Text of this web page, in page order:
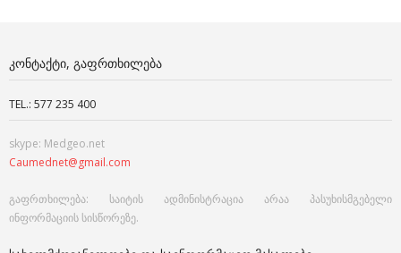
ᲙᲝᲜᲢᲐᲥᲢᲘ, ᲒᲐᲤᲠᲗᲮᲘᲚᲔᲑᲐ
TEL.: 577 235 400
skype: Medgeo.net
Caumednet@gmail.com
გაფრთხილება: საიტის ადმინისტრაცია არაა პასუხისმგებელი
ინფორმაციის სისწორეზე.